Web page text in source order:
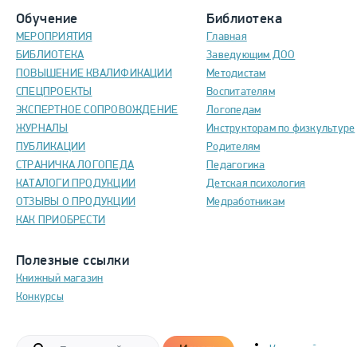
Обучение
МЕРОПРИЯТИЯ
БИБЛИОТЕКА
ПОВЫШЕНИЕ КВАЛИФИКАЦИИ
СПЕЦПРОЕКТЫ
ЭКСПЕРТНОЕ СОПРОВОЖДЕНИЕ
ЖУРНАЛЫ
ПУБЛИКАЦИИ
СТРАНИЧКА ЛОГОПЕДА
КАТАЛОГИ ПРОДУКЦИИ
ОТЗЫВЫ О ПРОДУКЦИИ
КАК ПРИОБРЕСТИ
Полезные ссылки
Книжный магазин
Конкурсы
Библиотека
Главная
Заведующим ДОО
Методистам
Воспитателям
Логопедам
Инструкторам по физкультуре
Родителям
Педагогика
Детская психология
Медработникам